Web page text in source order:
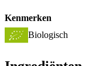
Kenmerken
Biologisch